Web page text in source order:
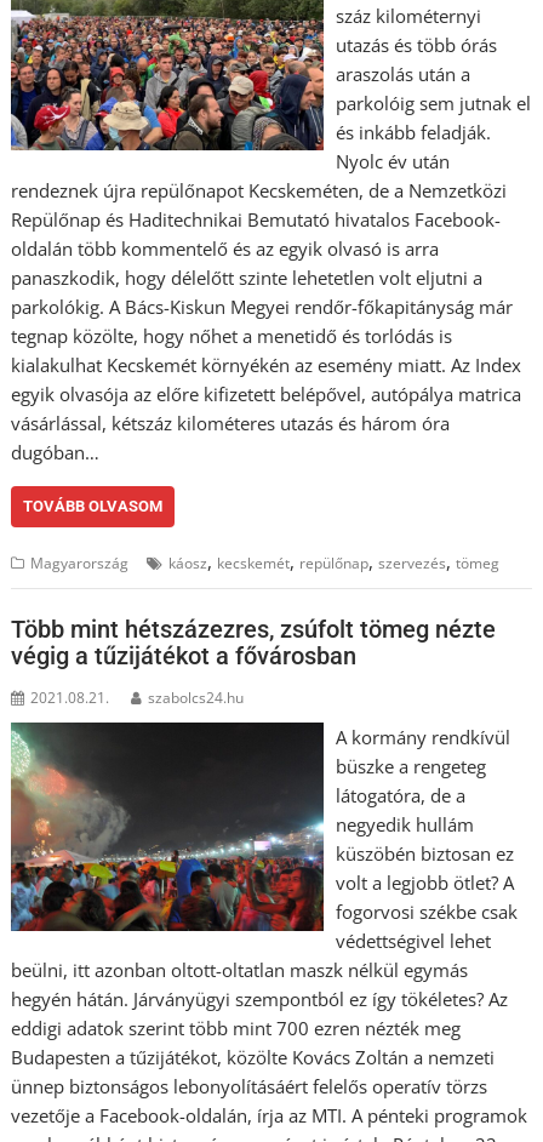
száz kilométernyi
utazás és több órás
araszolás után a
parkolóig sem jutnak el
és inkább feladják.
Nyolc év után
rendeznek újra repülőnapot Kecskeméten, de a Nemzetközi
Repülőnap és Haditechnikai Bemutató hivatalos Facebook-
oldalán több kommentelő és az egyik olvasó is arra
panaszkodik, hogy délelőtt szinte lehetetlen volt eljutni a
parkolókig. A Bács-Kiskun Megyei rendőr-főkapitányság már
tegnap közölte, hogy nőhet a menetidő és torlódás is
kialakulhat Kecskemét környékén az esemény miatt. Az Index
egyik olvasója az előre kifizetett belépővel, autópálya matrica
vásárlással, kétszáz kilométeres utazás és három óra
dugóban…
TOVÁBB OLVASOM
Magyarország káosz, kecskemét, repülőnap,szervezés,tömeg
Több mint hétszázezres, zsúfolt tömeg nézte
végig a tűzijátékot a fővárosban
2021.08.21. szabolcs24.hu
A kormány rendkívül
büszke a rengeteg
látogatóra, de a
negyedik hullám
küszöbén biztosan ez
volt a legjobb ötlet? A
fogorvosi székbe csak
védettségivel lehet
beülni, itt azonban oltott-oltatlan maszk nélkül egymás
hegyén hátán. Járványügyi szempontból ez így tökéletes? Az
eddigi adatok szerint több mint 700 ezren nézték meg
Budapesten a tűzijátékot, közölte Kovács Zoltán a nemzeti
ünnep biztonságos lebonyolításáért felelős operatív törzs
vezetője a Facebook-oldalán, írja az MTI. A pénteki programok